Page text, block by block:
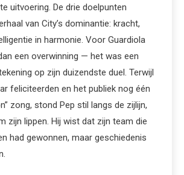
uitvoering. De drie doelpunten
van City’s dominantie: kracht,
in harmonie. Voor Guardiola
een overwinning — het was een
op zijn duizendste duel. Terwijl
feliciteerden en het publiek nog één
zong, stond Pep stil langs de zijlijn,
zijn lippen. Hij wist dat zijn team die
had gewonnen, maar geschiedenis